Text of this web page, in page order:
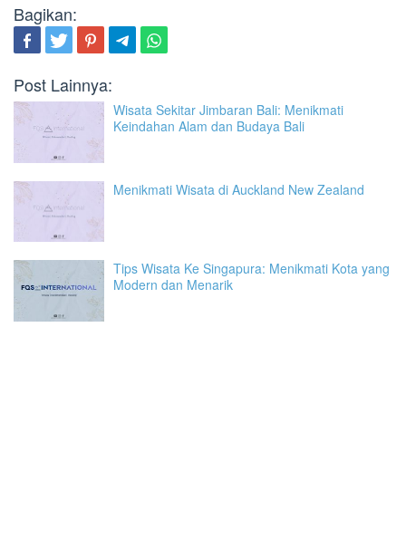
Bagikan:
Post Lainnya:
Wisata Sekitar Jimbaran Bali: Menikmati
Keindahan Alam dan Budaya Bali
Menikmati Wisata di Auckland New Zealand
Tips Wisata Ke Singapura: Menikmati Kota yang
Modern dan Menarik